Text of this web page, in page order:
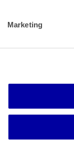
Marketing
Barrierefreiheit